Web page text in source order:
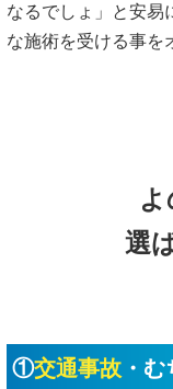
なるでしょ」と安易
な施術を受ける事を
選
①交通事故 ・